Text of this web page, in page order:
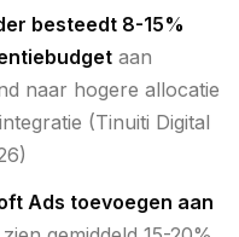
besteedt 8-15%
aan
naar hogere allocatie
(Tinuiti Digital
Ads toevoegen aan